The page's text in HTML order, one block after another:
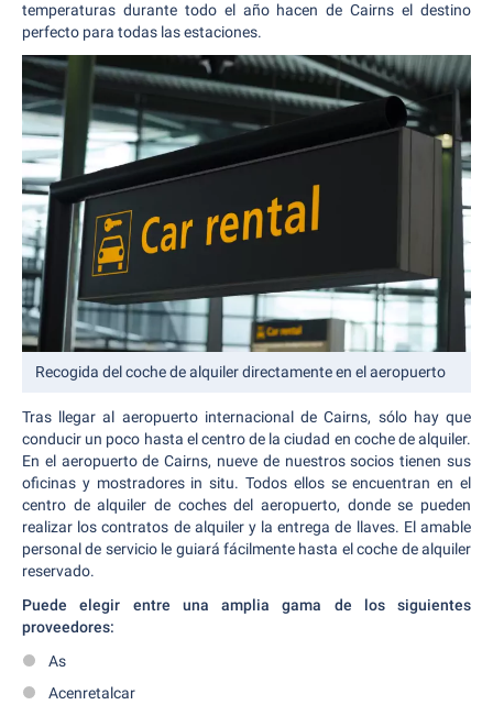
temperaturas durante todo el año hacen de Cairns el destino
perfecto para todas las estaciones.
Recogida del coche de alquiler directamente en el aeropuerto
Tras llegar al aeropuerto internacional de Cairns, sólo hay que
conducir un poco hasta el centro de la ciudad en coche de alquiler.
En el aeropuerto de Cairns, nueve de nuestros socios tienen sus
oficinas y mostradores in situ. Todos ellos se encuentran en el
centro de alquiler de coches del aeropuerto, donde se pueden
realizar los contratos de alquiler y la entrega de llaves. El amable
personal de servicio le guiará fácilmente hasta el coche de alquiler
reservado.
Puede elegir entre una amplia gama de los siguientes
proveedores:
As
Acenretalcar